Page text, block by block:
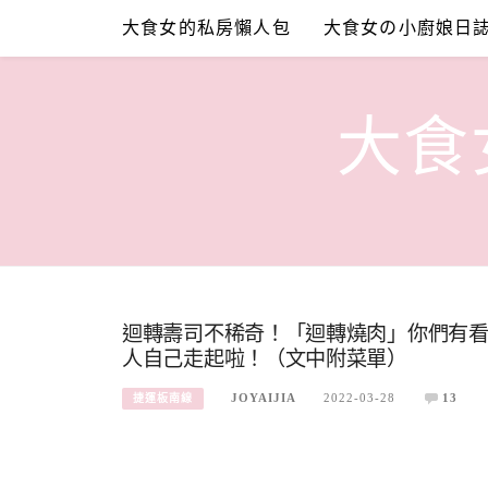
content
大食女的私房懶人包 大食女の小廚娘日
大
迴轉壽司不稀奇！「迴轉燒肉」你們有
人自己走起啦！（文中附菜單）
捷運板南線 JOYAIJIA 2022-03-28 13